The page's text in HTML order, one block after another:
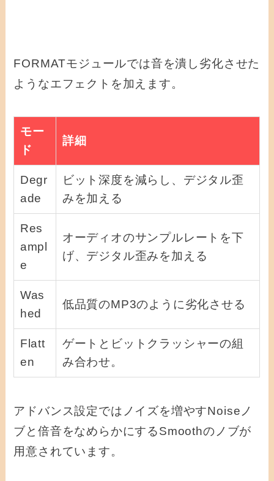
FORMATモジュールでは音を潰し劣化させた
ようなエフェクトを加えます。
モー
ド
詳細
Degr
ade
ビット深度を減らし、デジタル歪
みを加える
Res
ampl
e
オーディオのサンプルレートを下
げ、デジタル歪みを加える
Was
hed
低品質のMP3のように劣化させる
Flatt
en
ゲートとビットクラッシャーの組
み合わせ。
アドバンス設定ではノイズを増やすNoiseノ
ブと倍音をなめらかにするSmoothのノブが
用意されています。